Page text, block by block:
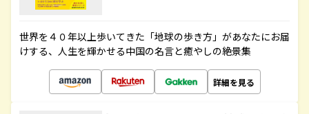
世界を４０年以上歩いてきた「地球の歩き方」があなたにお届
けする、人生を輝かせる中国の名言と癒やしの絶景集
詳細を見る